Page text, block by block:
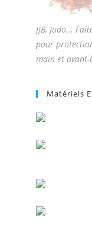
JJB, Judo...
pour
main et avant-
Matériels